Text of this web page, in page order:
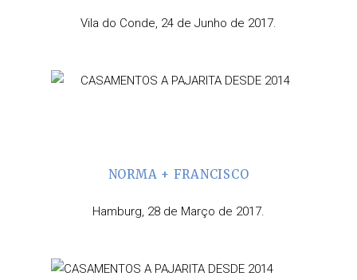
Vila do Conde, 24 de Junho de 2017.
NORMA + FRANCISCO
Hamburg, 28 de Março de 2017.